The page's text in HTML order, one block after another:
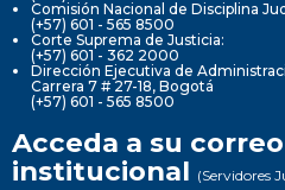
Comisión Nacional de Disciplina
(+57) 601 - 565 8500
Corte Suprema de Justicia:
(+57) 601 - 362 2000
Dirección Ejecutiva de
Carrera 7 # 27-18, Bogotá
(+57) 601 - 565 8500
Acceda a su
institucional (Servidores